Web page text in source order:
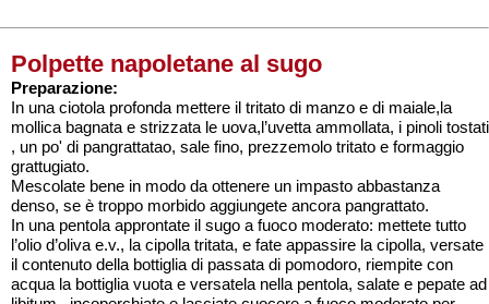
Polpette napoletane al sugo
Preparazione:
In una ciotola profonda mettere il tritato di manzo e di maiale,la
mollica bagnata e strizzata le uova,l’uvetta ammollata, i pinoli tostati
, un po' di pangrattatao, sale fino, prezzemolo tritato e formaggio
grattugiato.
Mescolate bene in modo da ottenere un impasto abbastanza
denso, se è troppo morbido aggiungete ancora pangrattato.
In una pentola approntate il sugo a fuoco moderato: mettete tutto
l’olio d’oliva e.v., la cipolla tritata, e fate appassire la cipolla, versate
il contenuto della bottiglia di passata di pomodoro, riempite con
acqua la bottiglia vuota e versatela nella pentola, salate e pepate ad